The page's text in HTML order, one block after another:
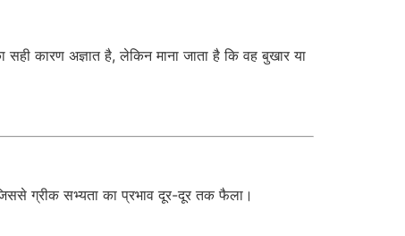
कारण अज्ञात है, लेकिन माना जाता है कि वह बुखार या
ग्रीक सभ्यता का प्रभाव दूर-दूर तक फैला।